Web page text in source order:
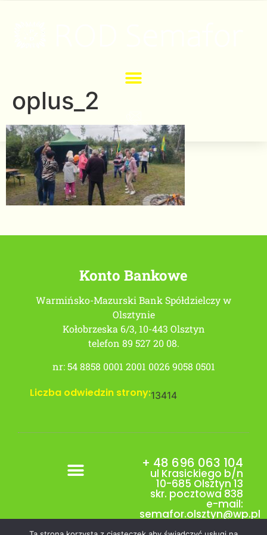
oplus_2
Konto Bankowe
Warmińsko-Mazurski Bank Spółdzielczy w
Olsztynie
Kołobrzeska 6/3, 10-443 Olsztyn
telefon 89 527 20 08.
nr: 54 8858 0001 2001 0026 9058 0501
Liczba odwiedzin strony:13414
+ 48 696 063 104
ul Krasickiego b/n
10-685 Olsztyn 13
skr. pocztowa 838
e-mail:
semafor.olsztyn@wp.pl